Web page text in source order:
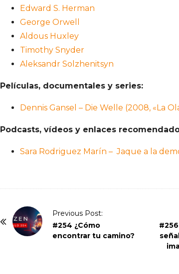
Edward S. Herman
George Orwell
Aldous Huxley
Timothy Snyder
Aleksandr Solzhenitsyn
Películas, documentales y series:
Dennis Gansel – Die Welle (2008, «La
Podcasts, vídeos y enlaces
Sara Rodriguez Marín – Jaque a la
Previous Post:
#254 ¿Cómo
encontrar tu camino?